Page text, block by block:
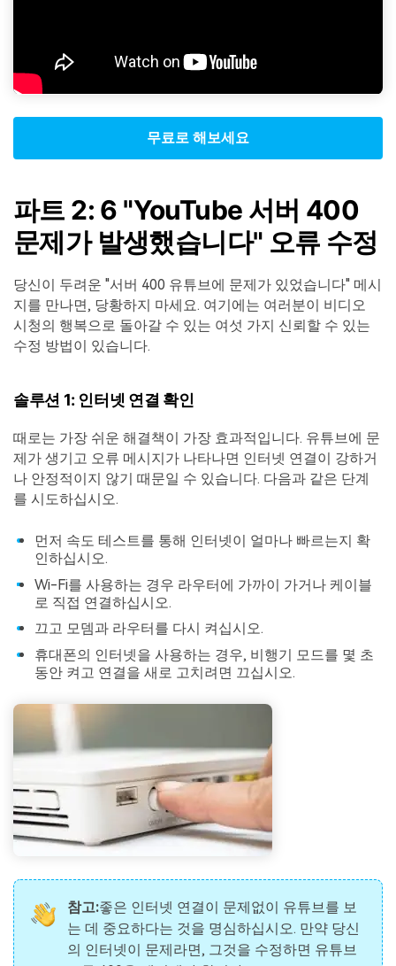
무료로 해보세요
파트 2: 6 "YouTube 서버 400
문제가 발생했습니다" 오류 수정
당신이 두려운 "서버 400 유튜브에 문제가 있었습니다" 메시
지를 만나면, 당황하지 마세요. 여기에는 여러분이 비디오
시청의 행복으로 돌아갈 수 있는 여섯 가지 신뢰할 수 있는
수정 방법이 있습니다.
솔루션 1: 인터넷 연결 확인
때로는 가장 쉬운 해결책이 가장 효과적입니다. 유튜브에 문
제가 생기고 오류 메시지가 나타나면 인터넷 연결이 강하거
나 안정적이지 않기 때문일 수 있습니다. 다음과 같은 단계
를 시도하십시오.
먼저 속도 테스트를 통해 인터넷이 얼마나 빠르는지 확
인하십시오.
Wi-Fi를 사용하는 경우 라우터에 가까이 가거나 케이블
로 직접 연결하십시오.
끄고 모뎀과 라우터를 다시 켜십시오.
휴대폰의 인터넷을 사용하는 경우, 비행기 모드를 몇 초
동안 켜고 연결을 새로 고치려면 끄십시오.
참고:좋은 인터넷 연결이 문제없이 유튜브를 보
는 데 중요하다는 것을 명심하십시오. 만약 당신
의 인터넷이 문제라면, 그것을 수정하면 유튜브